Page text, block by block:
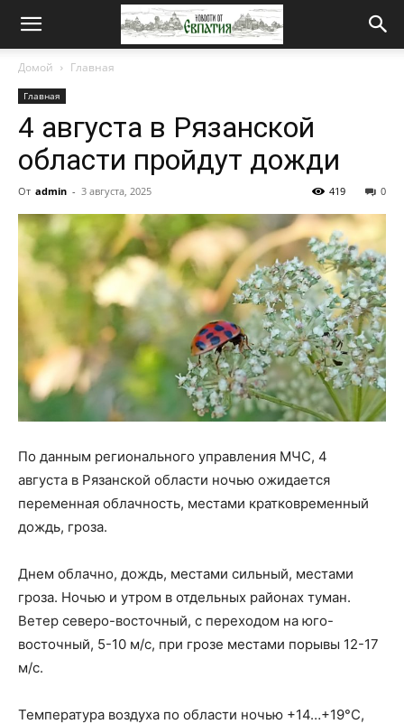
Новости
Домой Главная
Главная
4 августа в Рязанской
области пройдут дожди
От admin - 3 августа, 2025 0
419
По данным регионального управления МЧС, 4
августа в Рязанской области ночью ожидается
переменная облачность, местами кратковременный
дождь, гроза.
Днем облачно, дождь, местами сильный, местами
гроза. Ночью и утром в отдельных районах туман.
Ветер северо-восточный, с переходом на юго-
восточный, 5-10 м/с, при грозе местами порывы 12-17
м/с.
Температура воздуха по области ночью +14…+19°С,